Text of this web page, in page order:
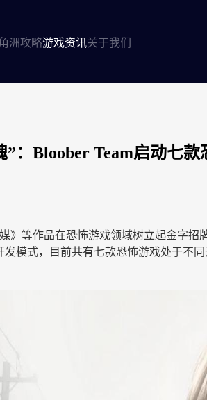
洲攻略游戏资讯关于我们
”：Bloober Team启动七
》等作品在恐怖游戏领域树立起金字招
模式，目前共有七款恐怖游戏处于